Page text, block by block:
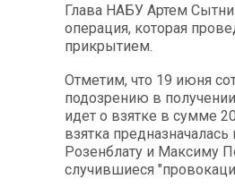
Глава НАБУ Артем
операция, которая
прикрытием.
Отметим, что 19 июня
подозрению в
идет о взятке в сумме
взятка
Розенблату и Максиму
случившиеся